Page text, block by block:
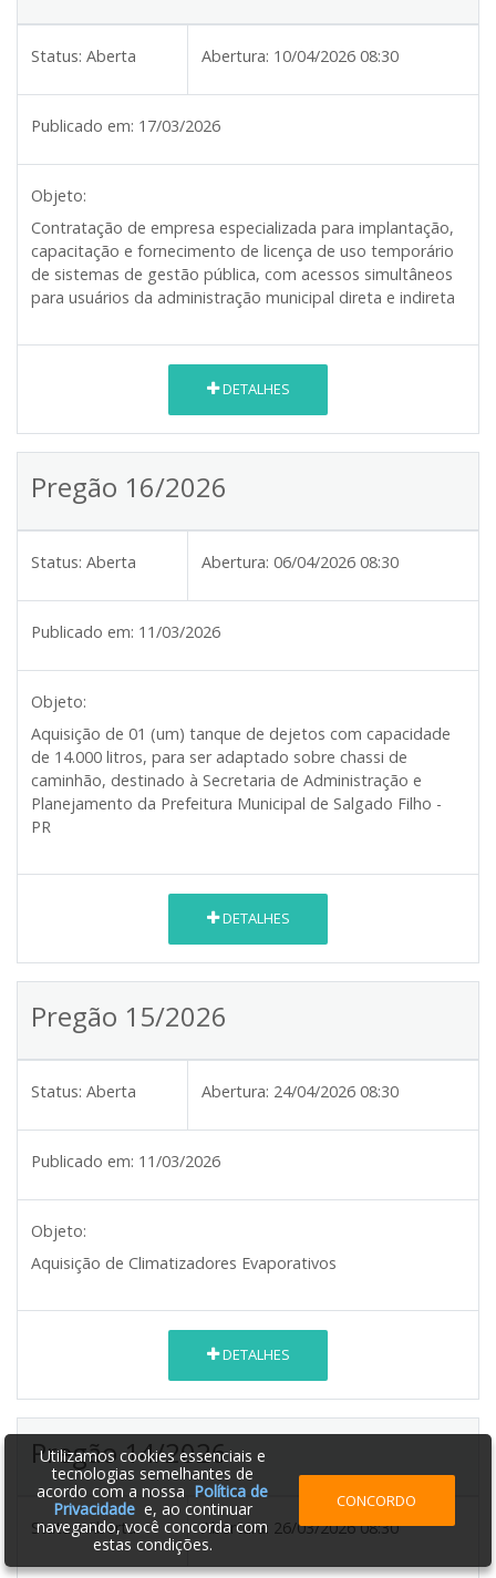
Status: Aberta Abertura: 10/04/2026 08:30
Publicado em: 17/03/2026
Objeto:
Contratação de empresa especializada para implantação,
capacitação e fornecimento de licença de uso temporário
de sistemas de gestão pública, com acessos simultâneos
para usuários da administração municipal direta e indireta
DETALHES
Pregão 16/2026
Status: Aberta Abertura: 06/04/2026 08:30
Publicado em: 11/03/2026
Objeto:
Aquisição de 01 (um) tanque de dejetos com capacidade
de 14.000 litros, para ser adaptado sobre chassi de
caminhão, destinado à Secretaria de Administração e
Planejamento da Prefeitura Municipal de Salgado Filho -
PR
DETALHES
Pregão 15/2026
Status: Aberta Abertura: 24/04/2026 08:30
Publicado em: 11/03/2026
Objeto:
Aquisição de Climatizadores Evaporativos
DETALHES
Pregão 14/2026
Status: Aberta Abertura: 26/03/2026 08:30
Utilizamos cookies essenciais e
tecnologias semelhantes de
acordo com a nossa Política de
Privacidadee, ao continuar
navegando, você concorda com
estas condições.
CONCORDO